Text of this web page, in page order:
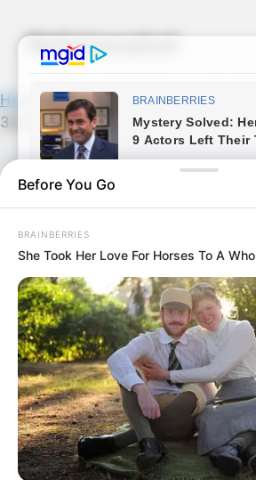
contentNoticiassalud
Home »News »Sabías que una
3xcita cuando le… Ver más
Before You Go
BRAINBERRIES
She Took Her Love For Horses To A